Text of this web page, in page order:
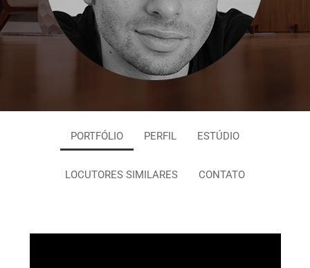
PORTFÓLIO PERFIL ESTÚDIO
LOCUTORES SIMILARES CONTATO